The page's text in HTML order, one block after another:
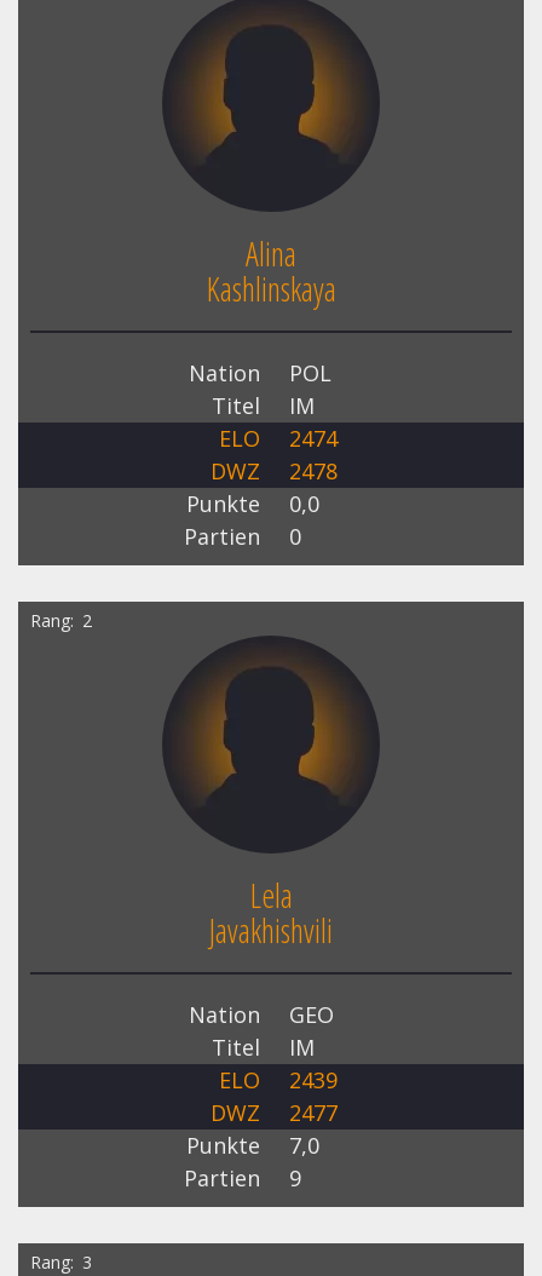
Alina
Kashlinskaya
Nation
POL
Titel
IM
ELO
2474
DWZ
2478
Punkte
0,0
Partien
0
Rang 2
Lela
Javakhishvili
Nation
GEO
Titel
IM
ELO
2439
DWZ
2477
Punkte
7,0
Partien
9
Rang 3